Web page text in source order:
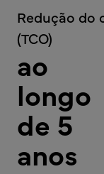
Redução do
(TCO)
ao
longo
de 5
anos